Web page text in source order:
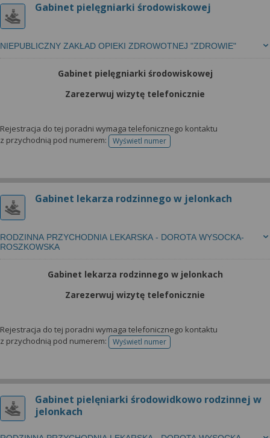
Gabinet pielęgniarki środowiskowej
NIEPUBLICZNY ZAKŁAD OPIEKI ZDROWOTNEJ "ZDROWIE"
Gabinet pielęgniarki środowiskowej
Zarezerwuj wizytę telefonicznie
Rejestracja do tej poradni wymaga telefonicznego kontaktu
z przychodnią pod numerem:
Wyświetl numertelefonu do rejestracji
Gabinet lekarza rodzinnego w jelonkach
RODZINNA PRZYCHODNIA LEKARSKA - DOROTA WYSOCKA-
ROSZKOWSKA
Gabinet lekarza rodzinnego w jelonkach
Zarezerwuj wizytę telefonicznie
Rejestracja do tej poradni wymaga telefonicznego kontaktu
z przychodnią pod numerem:
Wyświetl numertelefonu do rejestracji
Gabinet pielęniarki środowidkowo rodzinnej w
jelonkach